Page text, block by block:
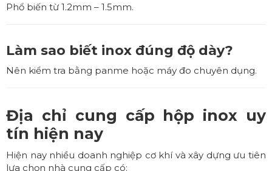
Phổ biến từ 1.2mm – 1.5mm.
Làm sao biết inox đúng độ dày?
Nên kiểm tra bằng panme hoặc máy đo chuyên dụng.
Địa chỉ cung cấp hộp inox uy
tín hiện nay
Hiện nay nhiều doanh nghiệp cơ khí và xây dựng ưu tiên
lựa chọn nhà cung cấp có: